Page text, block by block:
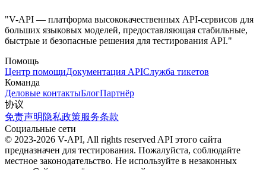
"V-API — платформа высококачественных API-сервисов для
больших языковых моделей, предоставляющая стабильные,
быстрые и безопасные решения для тестирования API."
Помощь
Центр помощиДокументация APIСлужба тикетов
Команда
Деловые контактыБлогПартнёр
协议
免责声明 隐私政策服务条款
Социальные сети
© 2023-2026 V-API, All rights reserved API этого сайта
предназначен для тестирования. Пожалуйста, соблюдайте
местное законодательство. Не используйте в незаконных